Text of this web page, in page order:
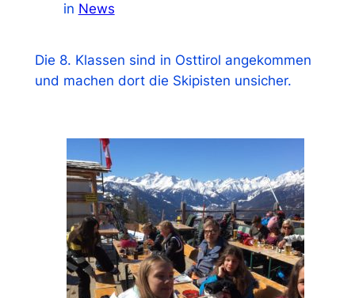
in News
Die 8. Klassen sind in Osttirol angekommen
und machen dort die Skipisten unsicher.